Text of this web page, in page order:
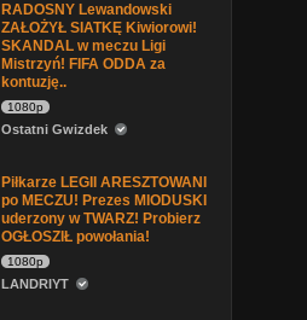
RADOSNY Lewandowski
ZAŁOŻYŁ SIATKĘ Kiwiorowi!
SKANDAL w meczu Ligi
Mistrzyń! FIFA ODDA za
kontuzję..
1080p
Ostatni Gwizdek
Piłkarze LEGII ARESZTOWANI
po MECZU! Prezes MIODUSKI
uderzony w TWARZ! Probierz
OGŁOSZIŁ powołania!
1080p
LANDRIYT